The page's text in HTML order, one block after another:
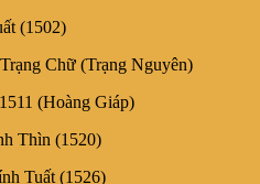
(1502)
Chữ (Trạng Nguyên)
(Hoàng Giáp)
Thìn (1520)
Tuất (1526)